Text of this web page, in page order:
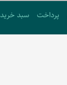
پرداخت سبد خرید